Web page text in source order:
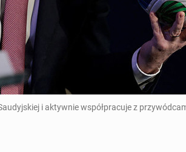
i aktywnie współpracuje z